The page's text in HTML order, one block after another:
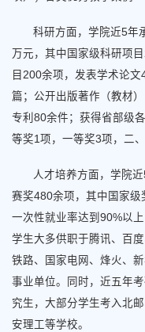
科研方面，学院近5年
万元，其中国家级科研项
目200余项，发表学术论
篇；公开出版著作（教材
专利80余件；获得省部级
等奖1项，一等奖3项，二
人才培养方面，学院
赛奖480余项，其中国家
一次性就业率达到90%以
学生大多供职于腾讯、百
铁路、国家电网、烽火、
事业单位。同时，近五年
究生，大部分学生考入北
安理工等学校。